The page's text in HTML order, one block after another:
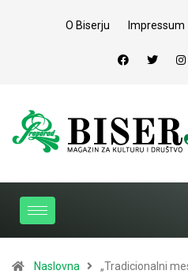
O Biserju Impressum
Naslovna „Tradicionalni